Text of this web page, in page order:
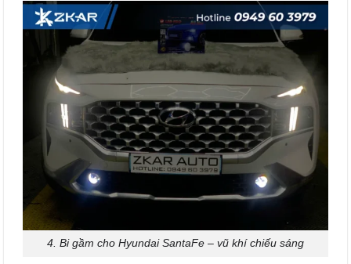
4. Bi gầm cho Hyundai SantaFe – vũ khí chiếu sáng